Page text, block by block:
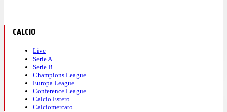
CALCIO
Live
Serie A
Serie B
Champions League
Europa League
Conference League
Calcio Estero
Calciomercato